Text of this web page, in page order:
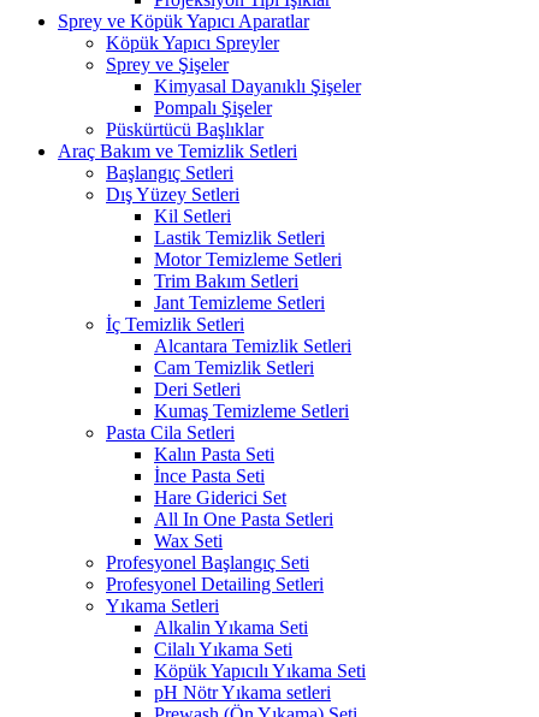
Sprey ve Köpük Yapıcı Aparatlar
Köpük Yapıcı Spreyler
Sprey ve Şişeler
Kimyasal Dayanıklı Şişeler
Pompalı Şişeler
Püskürtücü Başlıklar
Araç Bakım ve Temizlik Setleri
Başlangıç Setleri
Dış Yüzey Setleri
Kil Setleri
Lastik Temizlik Setleri
Motor Temizleme Setleri
Trim Bakım Setleri
Jant Temizleme Setleri
İç Temizlik Setleri
Alcantara Temizlik Setleri
Cam Temizlik Setleri
Deri Setleri
Kumaş Temizleme Setleri
Pasta Cila Setleri
Kalın Pasta Seti
İnce Pasta Seti
Hare Giderici Set
All In One Pasta Setleri
Wax Seti
Profesyonel Başlangıç Seti
Profesyonel Detailing Setleri
Yıkama Setleri
Alkalin Yıkama Seti
Cilalı Yıkama Seti
Köpük Yapıcılı Yıkama Seti
pH Nötr Yıkama setleri